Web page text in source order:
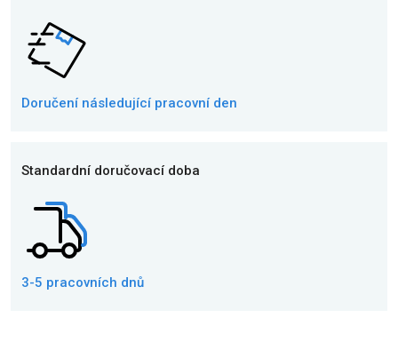
Doručení následující pracovní den
Standardní doručovací doba
3-5 pracovních dnů